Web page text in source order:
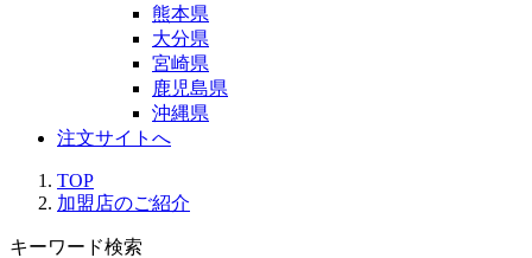
熊本県
大分県
宮崎県
鹿児島県
沖縄県
注文サイトへ
TOP
加盟店のご紹介
キーワード検索